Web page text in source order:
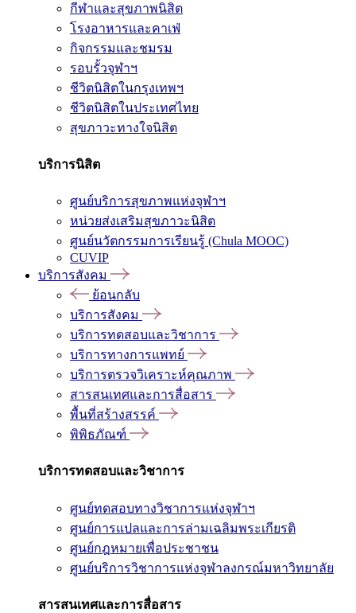
กีฬาและสุขภาพนิสิต
โรงอาหารและคาเฟ่
กิจกรรมและชมรม
รอบรั้วจุฬาฯ
ชีวิตนิสิตในกรุงเทพฯ
ชีวิตนิสิตในประเทศไทย
สุขภาวะทางใจนิสิต
บริการนิสิต
ศูนย์บริการสุขภาพแห่งจุฬาฯ
หน่วยส่งเสริมสุขภาวะนิสิต
ศูนย์นวัตกรรมการเรียนรู้ (Chula MOOC)
CUVIP
บริการสังคม
ย้อนกลับ
บริการสังคม
บริการทดสอบและวิชาการ
บริการทางการแพทย์
บริการตรวจวิเคราะห์คุณภาพ
สารสนเทศและการสื่อสาร
พื้นที่สร้างสรรค์
พิพิธภัณฑ์
บริการทดสอบและวิชาการ
ศูนย์ทดสอบทางวิชาการแห่งจุฬาฯ
ศูนย์การแปลและการล่ามเฉลิมพระเกียรติ
ศูนย์กฎหมายเพื่อประชาชน
ศูนย์บริการวิชาการแห่งจุฬาลงกรณ์มหาวิทยาลัย
สารสนเทศและการสื่อสาร